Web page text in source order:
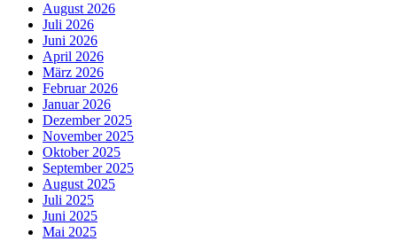
August 2026
Juli 2026
Juni 2026
April 2026
März 2026
Februar 2026
Januar 2026
Dezember 2025
November 2025
Oktober 2025
September 2025
August 2025
Juli 2025
Juni 2025
Mai 2025